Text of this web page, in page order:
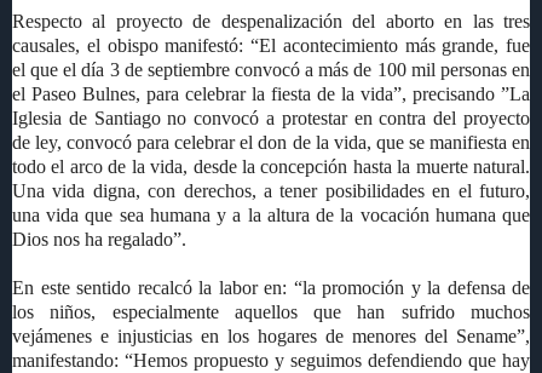
Respecto al proyecto de despenalización del aborto en las tres
causales, el obispo manifestó: “El acontecimiento más grande, fue
el que el día 3 de septiembre convocó a más de 100 mil personas en
el Paseo Bulnes, para celebrar la fiesta de la vida”, precisando ”La
Iglesia de Santiago no convocó a protestar en contra del proyecto
de ley, convocó para celebrar el don de la vida, que se manifiesta en
todo el arco de la vida, desde la concepción hasta la muerte natural.
Una vida digna, con derechos, a tener posibilidades en el futuro,
una vida que sea humana y a la altura de la vocación humana que
Dios nos ha regalado”.
En este sentido recalcó la labor en: “la promoción y la defensa de
los niños, especialmente aquellos que han sufrido muchos
vejámenes e injusticias en los hogares de menores del Sename”,
manifestando: “Hemos propuesto y seguimos defendiendo que hay